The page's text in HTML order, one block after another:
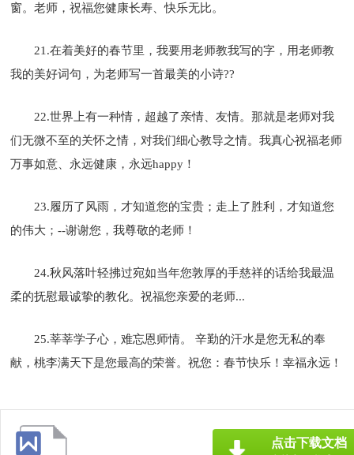
窗。老师，祝福您健康长寿、快乐无比。
21.在着美好的春节里，我要用老师教我写的字，用老师教
我的美好词句，为老师写一首最美的小诗??
22.世界上有一种情，超越了亲情、友情。那就是老师对我
们无微不至的关怀之情，对我们细心教导之情。我真心祝福老师
万事如意、永远健康，永远happy！
23.履历了风雨，才知道您的宝贵；走上了胜利，才知道您
的伟大；--谢谢您，我尊敬的老师！
24.秋风落叶轻拂过宛如当年您敦厚的手慈祥的话给我最温
柔的抚慰最诚挚的教化。祝福您亲爱的老师...
25.莘莘学子心，难忘恩师情。 辛勤的汗水是您无私的奉
献，桃李满天下是您最高的荣誉。祝您：春节快乐！幸福永远！
点击下载文档